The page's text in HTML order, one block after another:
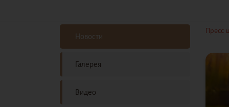
Новости
Галерея
Видео
Пресс